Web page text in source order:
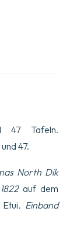
47 Tafeln.
47.
North Dik
auf dem
. Einband